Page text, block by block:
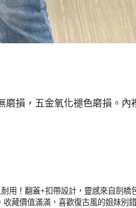
損，五金氧化褪色磨損。內
用！翻蓋+扣帶設計，靈感來自劍橋
藏價值滿滿，喜歡復古風的姐妹別錯